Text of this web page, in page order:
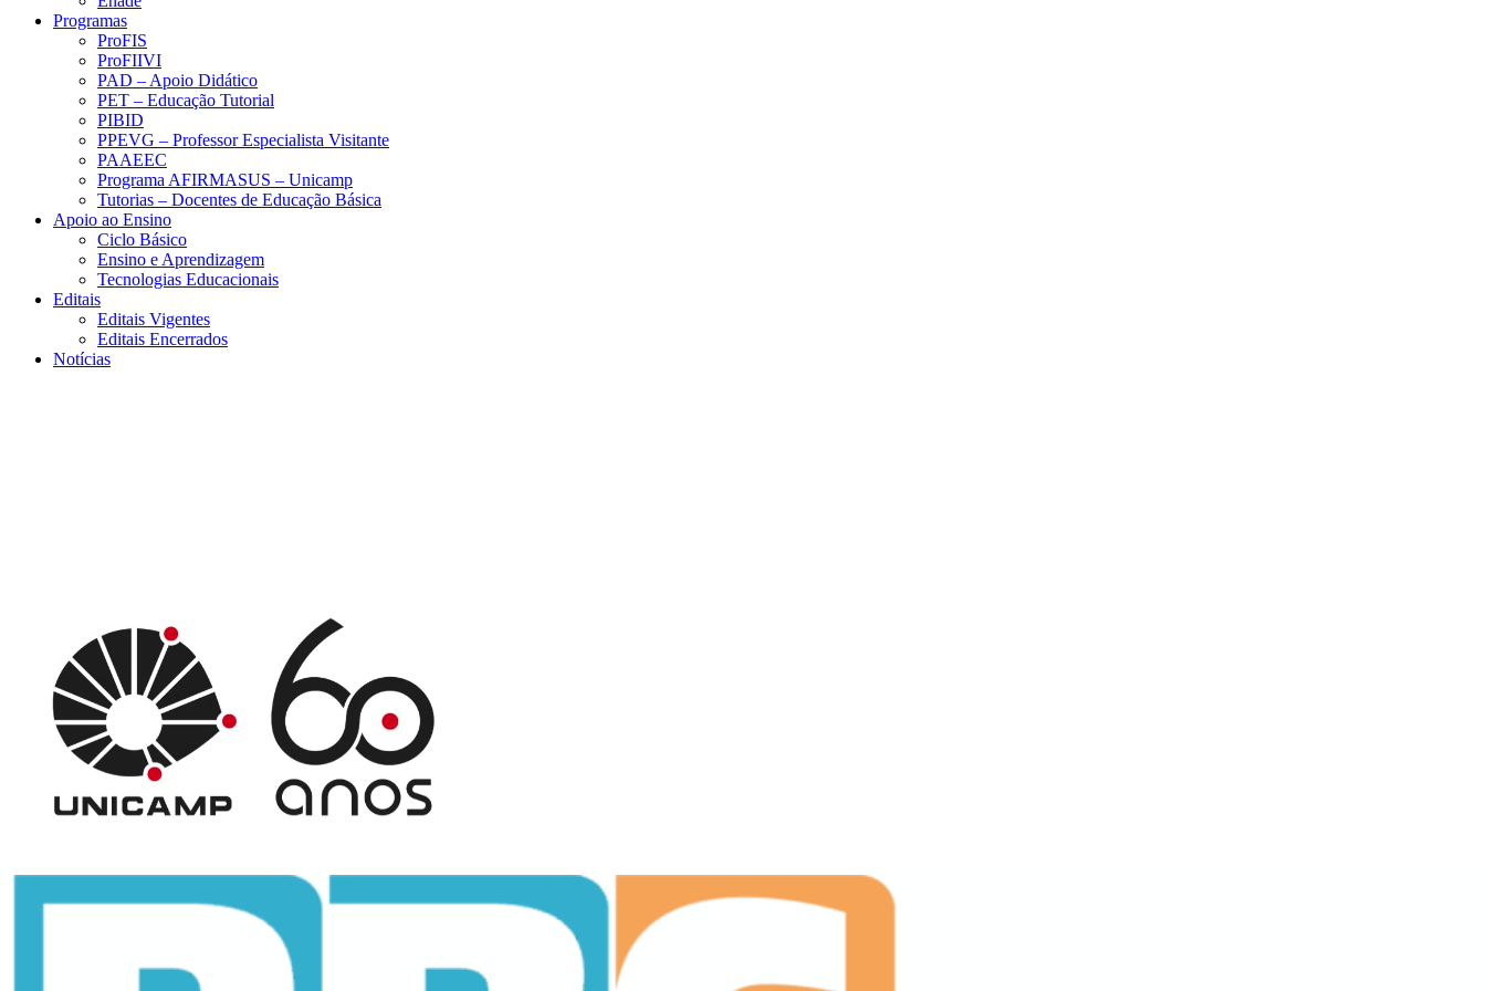
Programas
ProFIS
ProFIIVI
PAD – Apoio Didático
PET – Educação Tutorial
PIBID
PPEVG – Professor Especialista Visitante
PAAEEC
Programa AFIRMASUS – Unicamp
Tutorias – Docentes de Educação Básica
Apoio ao Ensino
Ciclo Básico
Ensino e Aprendizagem
Tecnologias Educacionais
Editais
Editais Vigentes
Editais Encerrados
Notícias